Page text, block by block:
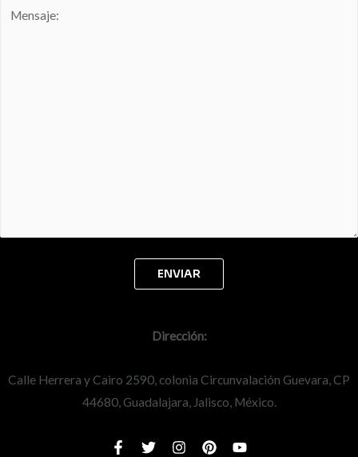
Dirección:
Calle Herrera y Cairo 2590, colonia Circunvalación Guevara, CP
44680, Guadalajara, Jalisco, México.